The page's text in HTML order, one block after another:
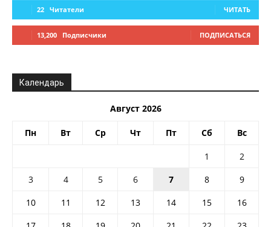
22 Читатели ЧИТАТЬ
13,200 Подписчики ПОДПИСАТЬСЯ
Календарь
Август 2026
Пн Вт Ср Чт Пт Сб Вс
1
2
3
4 5 6 7 8
9
10
11 12 13 14 15
16